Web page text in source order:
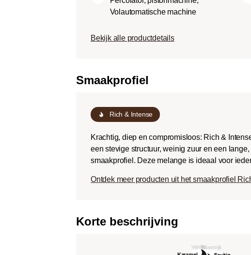
Dark roast (French-/
een lage zuurgraad.
Volautomatische machine
Bekijk alle productdetails
Smaakprofiel
Rich & Intense
Krachtig, diep en compromisloos: Rich &
een stevige structuur, weinig zuur en een
smaakprofiel. Deze melange is ideaal voor
Ontdek meer producten uit het smaakprofiel
Korte beschrijving